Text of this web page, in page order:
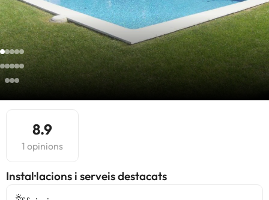
8.9
1 opinions
Instal·lacions i serveis destacats